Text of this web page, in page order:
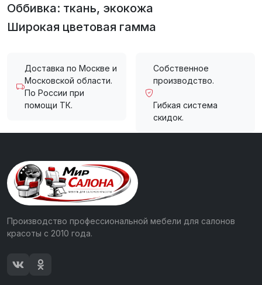
Оббивка: ткань, экокожа
Широкая цветовая гамма
Доставка по Москве и
Московской области.
По России при
помощи ТК.
Собственное
производство.
Гибкая система
скидок.
Производство профессиональной мебели для салонов
красоты с 2010 года.